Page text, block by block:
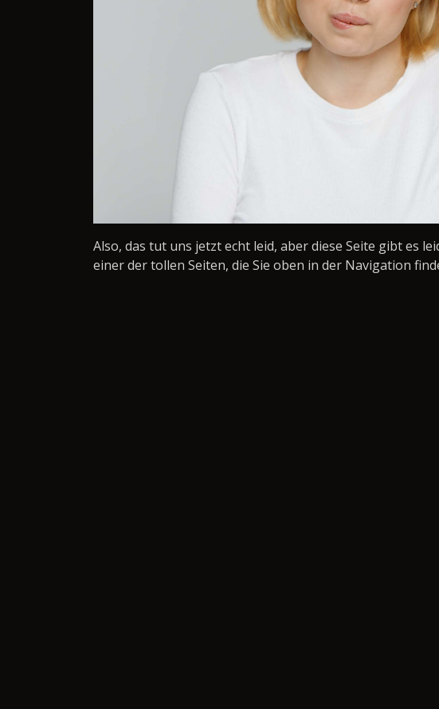
Also, das tut uns jetzt echt leid, aber diese Seite gibt es
einer der tollen Seiten, die Sie oben in der Navigation